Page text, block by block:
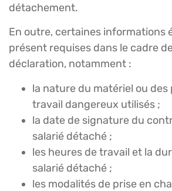
détachement.
En outre, certaines informations
présent requises dans le cadre
déclaration, notamment :
la nature du matériel ou des
travail dangereux utilisés ;
la date de signature du
salarié détaché ;
les heures de travail et la
salarié détaché ;
les modalités de prise en